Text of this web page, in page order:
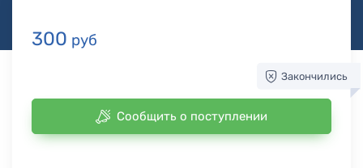
300 руб
Закончились
Сообщить о поступлении